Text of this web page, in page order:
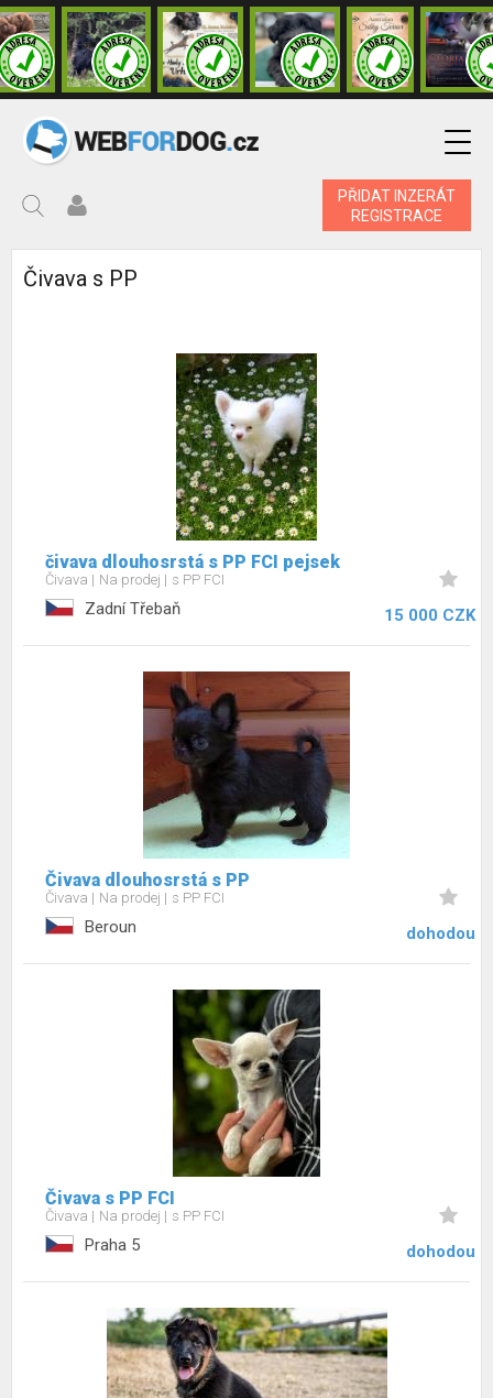
PŘIDAT INZERÁT
REGISTRACE
Čivava s PP
čivava dlouhosrstá s PP FCI pejsek
Čivava Na prodej s PP FCI
Zadní Třebaň 15 000 CZK
Čivava dlouhosrstá s PP
Čivava Na prodej s PP FCI
Beroun dohodou
Čivava s PP FCI
Čivava Na prodej s PP FCI
Praha 5 dohodou